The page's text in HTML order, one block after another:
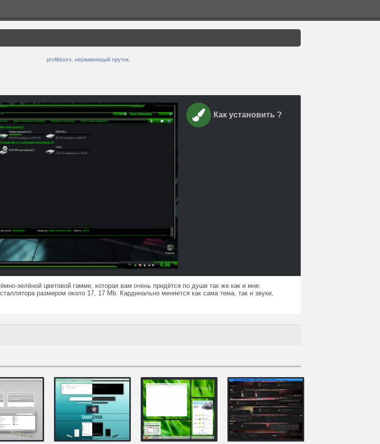
profildoors нержавеющий пруток.
Как установить ?
зелёной цветовой гамме, которая вам очень придётся по душе так же как и мне.
размером около 17, 17 Mb. Кардинально меняется как сама тема, так и звуки,